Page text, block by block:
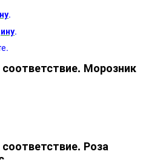
.
.
Морозник
Роза